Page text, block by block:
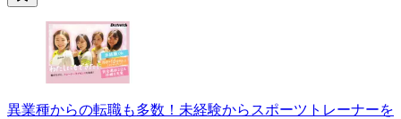
異業種からの転職も多数！未経験からスポーツトレーナーを